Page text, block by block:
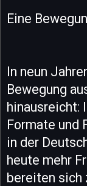
Eine
In neun
Bewegung
hinausreicht:
Formate und
in der
heute mehr
bereiten sich